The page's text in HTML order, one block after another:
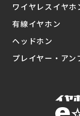
ワイヤレスイヤホ
有線イヤホン
ヘッドホン
プレイヤー・アン